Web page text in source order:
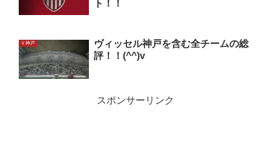
ト！！
Ｖ神戸
ヴィッセル神戸を含む全チームの総
評！！(^^)v
スポンサーリンク